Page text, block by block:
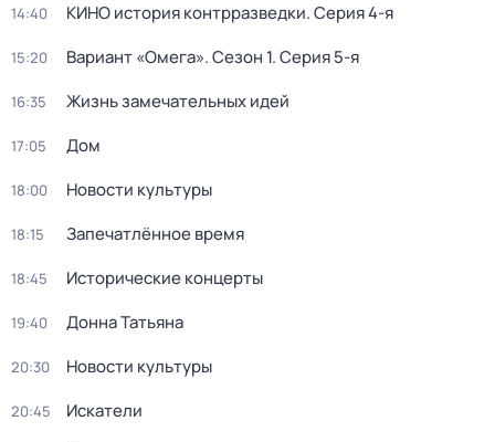
14:40 КИНО история контрразведки. Серия 4-я
15:20 Вариант «Омега». Сезон 1. Серия 5-я
16:35 Жизнь замечательных идей
17:05 Дом
18:00 Новости культуры
18:15 Запечатлённое время
18:45 Исторические концерты
19:40 Донна Татьяна
20:30 Новости культуры
20:45 Искатели